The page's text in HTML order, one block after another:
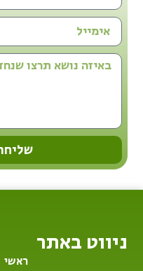
ניווט באתר
ראשי